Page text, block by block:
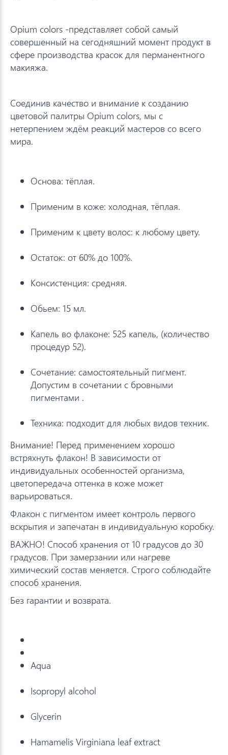
Opium colors -представляет собой самый
совершенный на сегодняшний момент продукт в
сфере производства красок для перманентного
макияжа.
Соединив качество и внимание к созданию
цветовой палитры Opium colors, мы с
нетерпением ждём реакций мастеров со всего
мира.
Основа: тёплая.
Применим в коже: холодная, тёплая.
Применим к цвету волос: к любому цвету.
Остаток: от 60% до 100%.
Консистенция: средняя.
Обьем: 15 мл.
Капель во флаконе: 525 капель, (количество
процедур 52).
Сочетание: самостоятельный пигмент.
Допустим в сочетании с бровными
пигментами .
Техника: подходит для любых видов техник.
Внимание! Перед применением хорошо
встряхнуть флакон! В зависимости от
индивидуальных особенностей организма,
цветопередача оттенка в коже может
варьироваться.
Флакон с пигментом имеет контроль первого
вскрытия и запечатан в индивидуальную коробку.
ВАЖНО! Способ хранения от 10 градусов до 30
градусов. При замерзании или нагреве
химический состав меняется. Строго соблюдайте
способ хранения.
Без гарантии и возврата.
Aqua
Isopropyl alcohol
Glycerin
Hamamelis Virginiana leaf extract